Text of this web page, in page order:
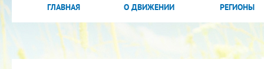
ГЛАВНАЯ О ДВИЖЕНИИ РЕГИОНЫ